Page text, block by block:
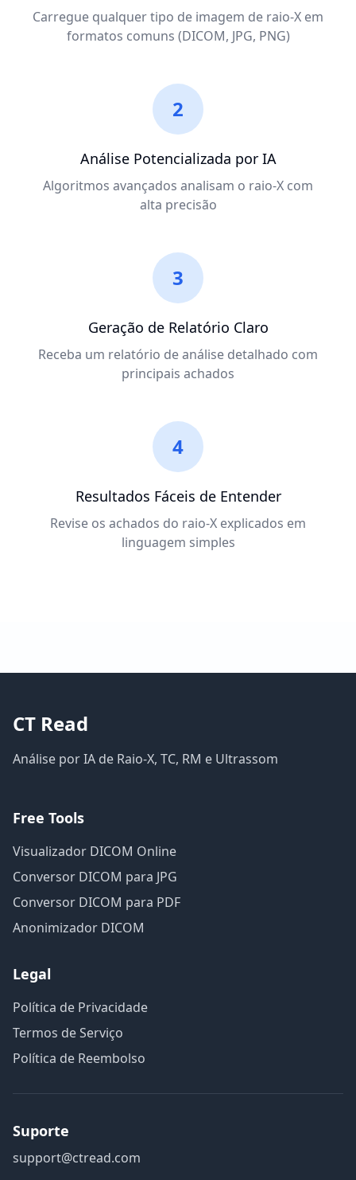
Carregue qualquer tipo de imagem de raio-X em
formatos comuns (DICOM, JPG, PNG)
2
Análise Potencializada por IA
Algoritmos avançados analisam o raio-X com
alta precisão
3
Geração de Relatório Claro
Receba um relatório de análise detalhado com
principais achados
4
Resultados Fáceis de Entender
Revise os achados do raio-X explicados em
linguagem simples
CT Read
Análise por IA de Raio-X, TC, RM e Ultrassom
Free Tools
Visualizador DICOM Online
Conversor DICOM para JPG
Conversor DICOM para PDF
Anonimizador DICOM
Legal
Política de Privacidade
Termos de Serviço
Política de Reembolso
Suporte
support@ctread.com